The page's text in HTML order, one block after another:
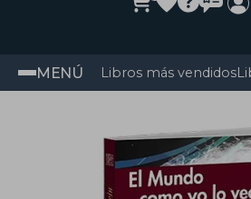
MENÚ Libros más vendidos